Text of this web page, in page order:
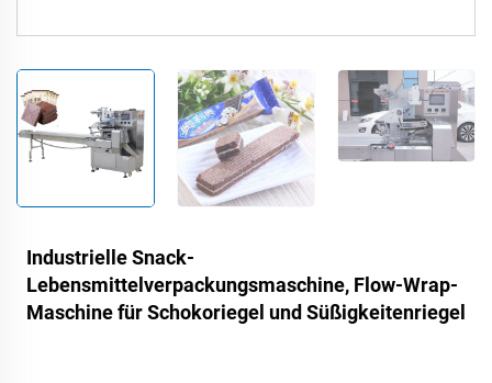
Industrielle Snack-
Lebensmittelverpackungsmaschine, Flow-Wrap-
Maschine für Schokoriegel und Süßigkeitenriegel